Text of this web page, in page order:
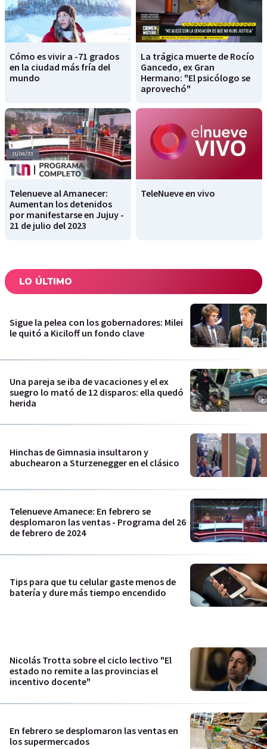
Cómo es vivir a -71 grados
en la ciudad más fría del
mundo
La trágica muerte de Rocío
Gancedo, ex Gran
Hermano: "El psicólogo se
aprovechó"
Telenueve al Amanecer:
Aumentan los detenidos
por manifestarse en Jujuy -
21 de julio del 2023
TeleNueve en vivo
LO ÚLTIMO
Sigue la pelea con los gobernadores: Milei
le quitó a Kiciloff un fondo clave
Una pareja se iba de vacaciones y el ex
suegro lo mató de 12 disparos: ella quedó
herida
Hinchas de Gimnasia insultaron y
abuchearon a Sturzenegger en el clásico
Telenueve Amanece: En febrero se
desplomaron las ventas - Programa del 26
de febrero de 2024
Tips para que tu celular gaste menos de
batería y dure más tiempo encendido
Nicolás Trotta sobre el ciclo lectivo "El
estado no remite a las provincias el
incentivo docente"
En febrero se desplomaron las ventas en
los supermercados